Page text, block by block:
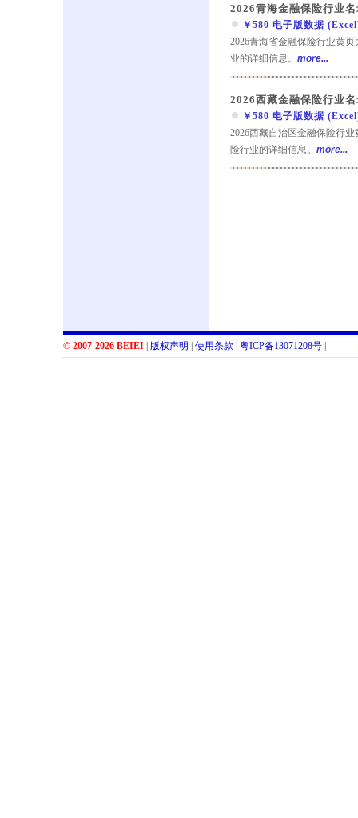
2026青海金融保险行业名
￥580 电子版数据
2026青海省金融保险行业黄
业的详细信息。 more...
2026西藏金融保险行业名
￥580 电子版数据
2026西藏自治区金融保险行
险行业的详细信息。 more...
© 2007-2026 BEIEI| 版权声明 使用条款 粤ICP备13071208号|